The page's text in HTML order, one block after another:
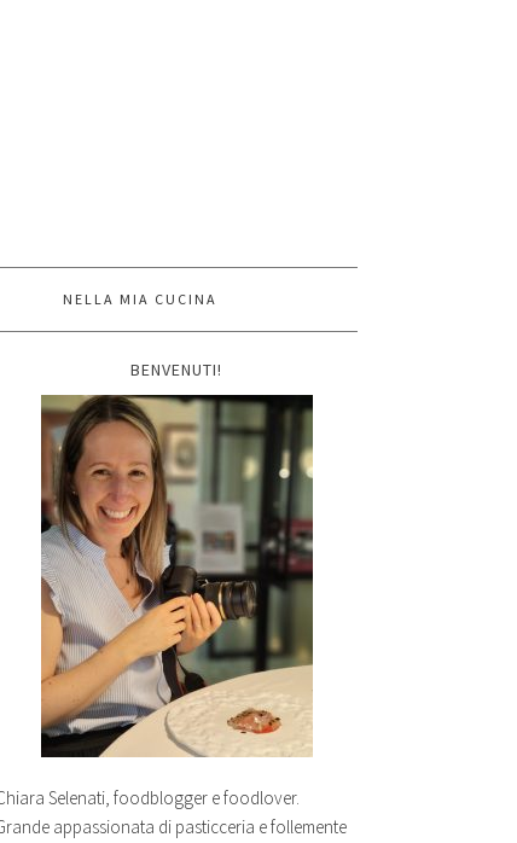
NELLA MIA CUCINA
BENVENUTI!
Selenati, foodblogger e foodlover.
appassionata di pasticceria e follemente